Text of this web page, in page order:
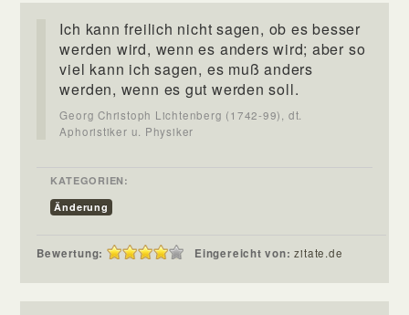
Ich kann freilich nicht sagen, ob es besser
werden wird, wenn es anders wird; aber so
viel kann ich sagen, es muß anders
werden, wenn es gut werden soll.
Georg Christoph Lichtenberg (1742-99), dt.
Aphoristiker u. Physiker
KATEGORIEN:
Änderung
Bewertung: Eingereicht von:zitate.de